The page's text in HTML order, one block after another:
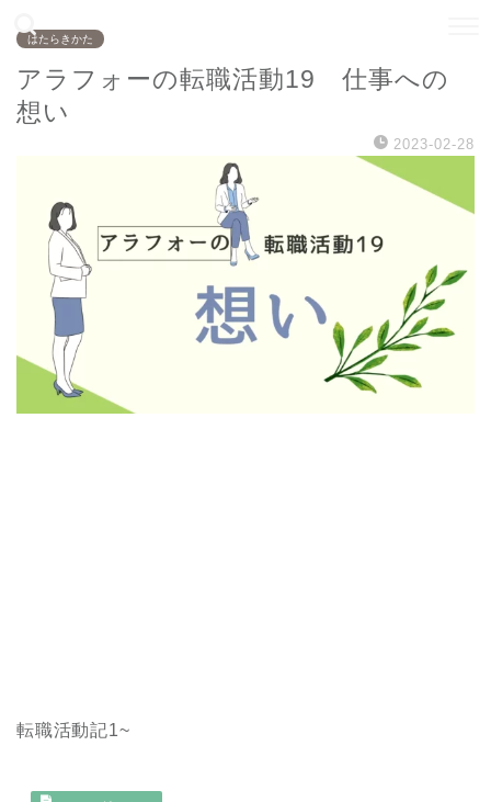
はたらきかた
アラフォーの転職活動19 仕事への
想い
2023-02-28
転職活動記1~